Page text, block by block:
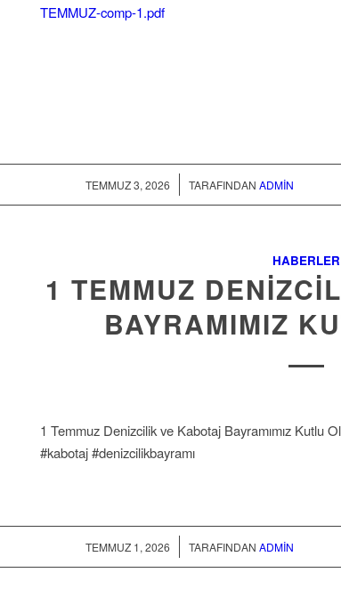
TEMMUZ-comp-1.pdf
TEMMUZ 3, 2026
/ TARAFINDANADMIN
HABERLER
1 TEMMUZ
BAYRAMIMIZ
1 Temmuz Denizcilik ve Kabotaj Bayramımız Kutlu
#kabotaj #denizcilikbayramı
TEMMUZ 1, 2026
/ TARAFINDANADMIN